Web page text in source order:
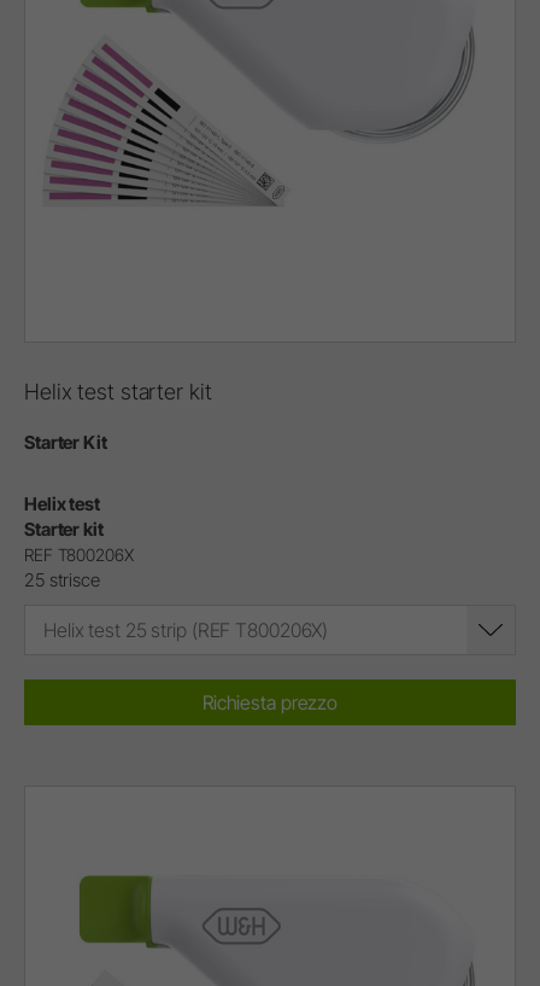
Helix test starter kit
Starter Kit
Helix test
Starter kit
REF T800206X
25 strisce
Helix test 25 strip (REF T800206X)
Richiesta prezzo